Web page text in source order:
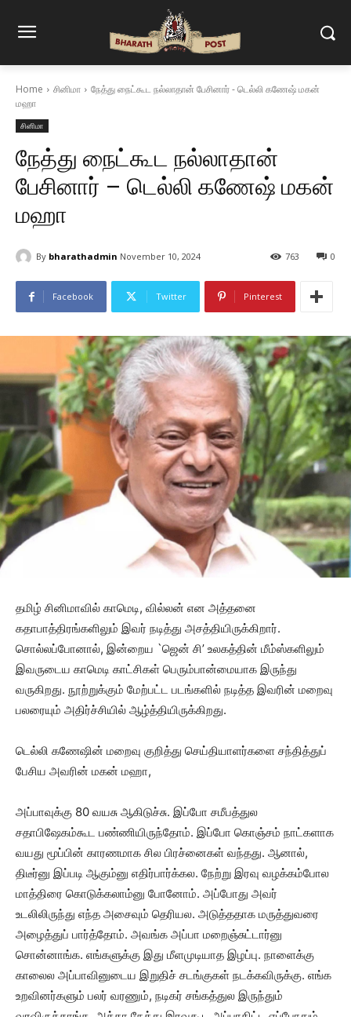
Home சினிமா
நேத்து நைட்கூட நல்லாதான் பேசினார் - டெல்லி கணேஷ் மகன்
மஹா
சினிமா
நேத்து நைட்கூட நல்லாதான்
பேசினார் – டெல்லி கணேஷ் மகன்
மஹா
By bharathadmin November 10, 2024 0
763
Facebook Twitter Pinterest
தமிழ் சினிமாவில் காமெடி, வில்லன் என அத்தனை
கதாபாத்திரங்களிலும் இவர் நடித்து அசத்தியிருக்கிறார்.
சொல்லப்போனால், இன்றைய `ஜென் சி’ உலகத்தின் மீம்ஸ்களிலும்
இவருடைய காமெடி காட்சிகள் பெரும்பான்மையாக இருந்து
வருகிறது. நூற்றுக்கும் மேற்பட்ட படங்களில் நடித்த இவரின் மறைவு
பலரையும் அதிர்ச்சியில் ஆழ்த்தியிருக்கிறது.
டெல்லி கணேஷின் மறைவு குறித்து செய்தியாளர்களை சந்தித்துப்
பேசிய அவரின் மகன் மஹா,
அப்பாவுக்கு 80 வயசு ஆகிடுச்சு. இப்போ சமீபத்துல
சதாபிஷேகம்கூட பண்ணியிருந்தோம். இப்போ கொஞ்சம் நாட்களாக
வயது மூப்பின் காரணமாக சில பிரச்னைகள் வந்தது. ஆனால்,
திடீர்னு இப்படி ஆகும்னு எதிர்பார்க்கல. நேற்று இரவு வழக்கம்போல
மாத்திரை கொடுக்கலாம்னு போனோம். அப்போது அவர்
உடலிலிருந்து எந்த அசைவும் தெரியல. அடுத்ததாக மருத்துவரை
அழைத்துப் பார்த்தோம். அவங்க அப்பா மறைஞ்சுட்டார்னு
சொன்னாங்க. எங்களுக்கு இது மீளமுடியாத இழப்பு. நாளைக்கு
காலைல அப்பாவினுடைய இறுதிச் சடங்குகள் நடக்கவிருக்கு. எங்க
உறவினர்களும் பலர் வரணும், நடிகர் சங்கத்துல இருந்தும்